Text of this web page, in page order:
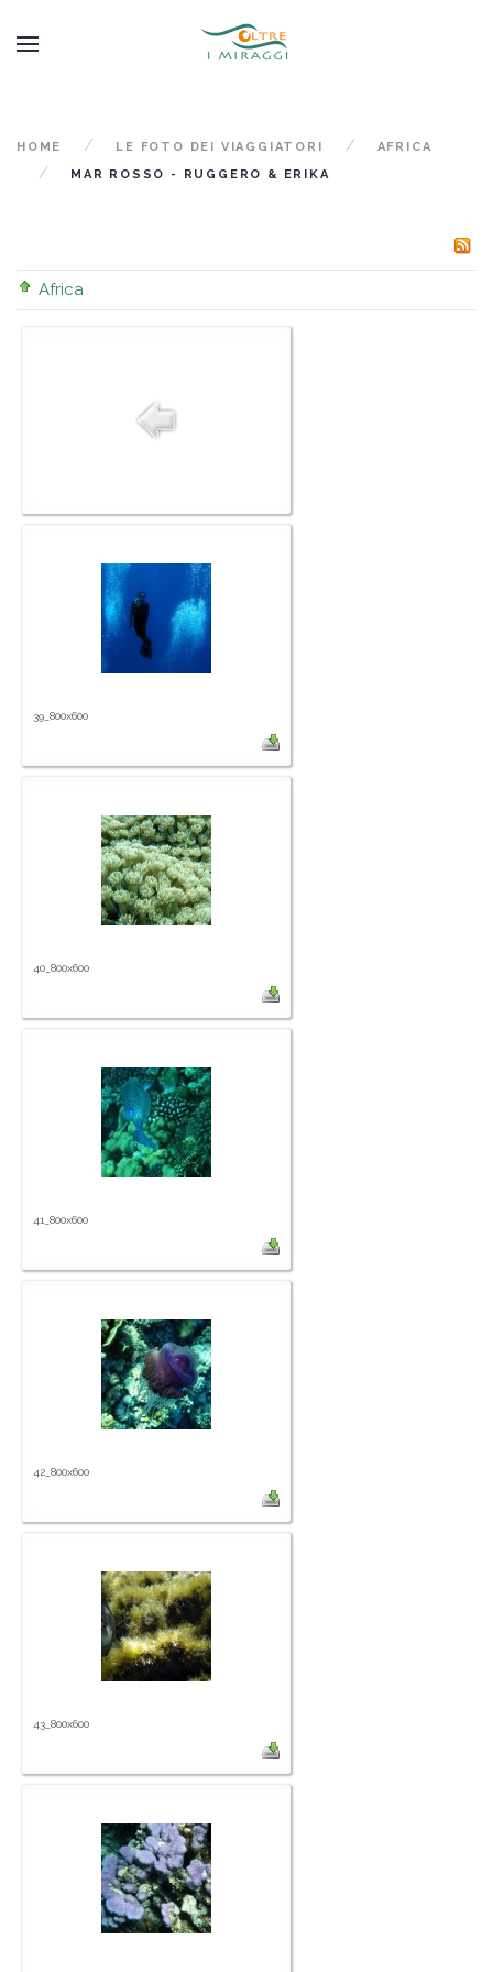
HOME LE FOTO DEI VIAGGIATORI
AFRICA
MAR ROSSO - RUGGERO & ERIKA
Africa
39_800x600
40_800x600
41_800x600
42_800x600
43_800x600